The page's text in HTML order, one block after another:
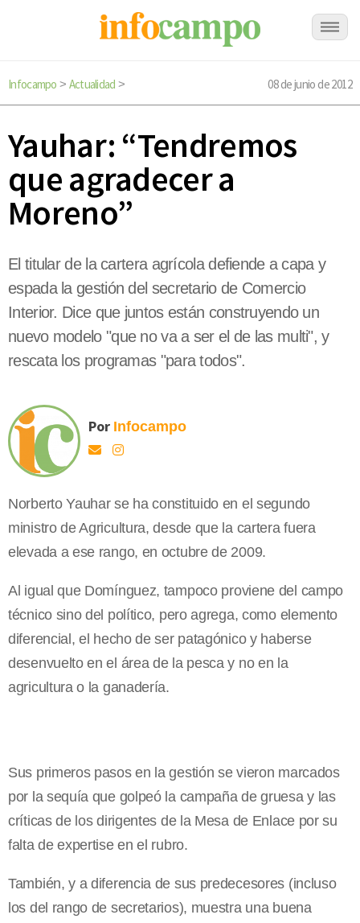
Infocampo > Actualidad > 08 de junio de 2012
Yauhar: “Tendremos
que agradecer a
Moreno”
El titular de la cartera agrícola defiende a capa y
espada la gestión del secretario de Comercio
Interior. Dice que juntos están construyendo un
nuevo modelo "que no va a ser el de las multi", y
rescata los programas "para todos".
Por Infocampo
Norberto Yauhar se ha constituido en el segundo
ministro de Agricultura, desde que la cartera fuera
elevada a ese rango, en octubre de 2009.
Al igual que Domínguez, tampoco proviene del campo
técnico sino del político, pero agrega, como elemento
diferencial, el hecho de ser patagónico y haberse
desenvuelto en el área de la pesca y no en la
agricultura o la ganadería.
Sus primeros pasos en la gestión se vieron marcados
por la sequía que golpeó la campaña de gruesa y las
críticas de los dirigentes de la Mesa de Enlace por su
falta de expertise en el rubro.
También, y a diferencia de sus predecesores (incluso
los del rango de secretarios), muestra una buena